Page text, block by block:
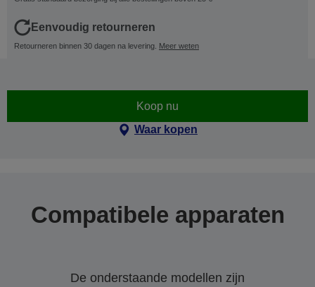
Eenvoudig retourneren
Retourneren binnen 30 dagen na levering. Meer weten
Koop nu
Waar kopen
Compatibele apparaten
De onderstaande modellen zijn